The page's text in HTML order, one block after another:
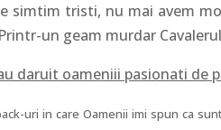
simtim tristi, nu mai avem
un geam murdar
daruit oameniii pasionati de
uri in care Oamenii imi spun ca